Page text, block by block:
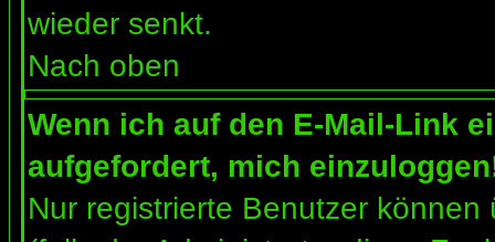
wieder senkt.
Nach oben
Wenn ich auf den E-Mail-Link
aufgefordert, mich
Nur registrierte Benutzer